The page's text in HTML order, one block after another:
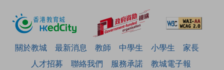
關於教城 最新消息 教師 中學生 小學生
家長
人才招募
聯絡我們 服務承諾 教城電子報